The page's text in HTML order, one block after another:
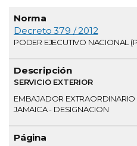
Normativa
Decreto 379 / 2012
PODER EJECUTIVO NACIONAL
SERVICIO EXTERIOR
EMBAJADOR
JAMAICA - DESIGNACION